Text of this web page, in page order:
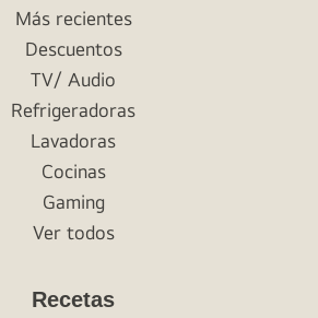
Más recientes
Descuentos
TV/ Audio
Refrigeradoras
Lavadoras
Cocinas
Gaming
Ver todos
Recetas